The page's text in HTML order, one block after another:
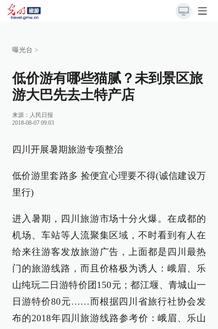
曝光台 >
低价游有哪些猫腻？未到景区旅
游大巴先去土特产店
来源： 人民日报
2018-08-07 09:03
四川开展暑期旅游专项整治
低价游里套路多 捡便宜心理要不得(诚信建设万
里行)
进入暑期，四川旅游市场十分火爆。在成都的
机场、车站等人流聚集区域，不时看到有人在
给来往游客发放旅游广告，上面都是四川最热
门的旅游线路，而且价格极为诱人：峨眉、乐
山纯玩二日游特价团150元；都江堰、青城山一
日游特价80元……而根据四川省旅行社协会发
布的2018年四川旅游线路参考价：峨眉、乐山